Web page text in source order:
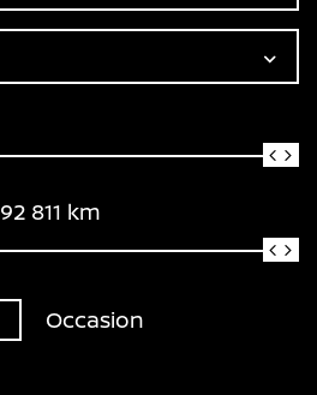
92 811 km
Occasion